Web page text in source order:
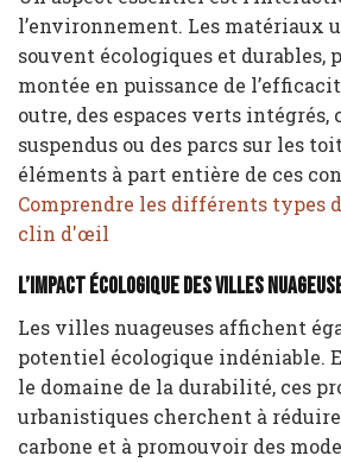
l’environnement. Les matériaux
souvent écologiques et durables,
montée en puissance de
outre, des espaces verts intégrés,
suspendus ou des parcs sur les
éléments à part entière de ces
Comprendre les différents types
clin d'œil
L’impact écologique des villes
Les villes nuageuses affichent
potentiel écologique indéniable.
le domaine de la durabilité, ces
urbanistiques cherchent à
carbone et à promouvoir des